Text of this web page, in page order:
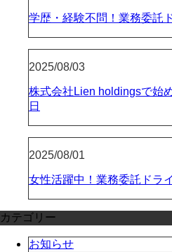
学歴・経験不問！業務委託
2025/08/03
株式会社Lien holdingsで始
日
2025/08/01
女性活躍中！業務委託ドラ
カテゴリー
お知らせ